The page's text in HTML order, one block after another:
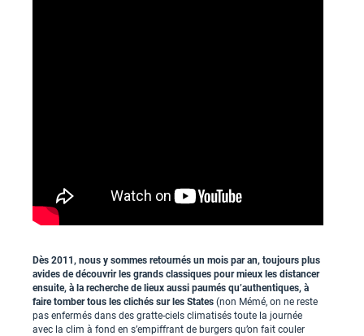
Dès 2011, nous y sommes retournés un mois par an, toujours plus
avides de découvrir les grands classiques pour mieux les distancer
ensuite, à la recherche de lieux aussi paumés qu’authentiques, à
faire tomber tous les clichés sur les States (non Mémé, on ne reste
pas enfermés dans des gratte-ciels climatisés toute la journée
avec la clim à fond en s’empiffrant de burgers qu’on fait couler